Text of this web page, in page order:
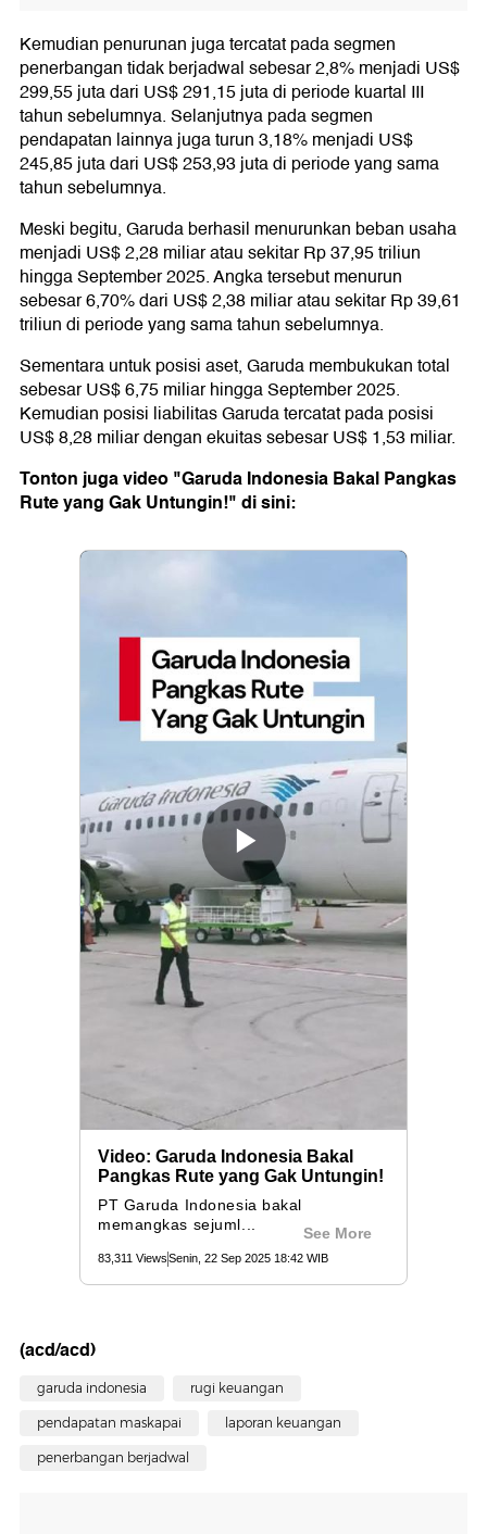
Kemudian penurunan juga tercatat pada segmen
penerbangan tidak berjadwal sebesar 2,8% menjadi US$
299,55 juta dari US$ 291,15 juta di periode kuartal III
tahun sebelumnya. Selanjutnya pada segmen
pendapatan lainnya juga turun 3,18% menjadi US$
245,85 juta dari US$ 253,93 juta di periode yang sama
tahun sebelumnya.
Meski begitu, Garuda berhasil menurunkan beban usaha
menjadi US$ 2,28 miliar atau sekitar Rp 37,95 triliun
hingga September 2025. Angka tersebut menurun
sebesar 6,70% dari US$ 2,38 miliar atau sekitar Rp 39,61
triliun di periode yang sama tahun sebelumnya.
Sementara untuk posisi aset, Garuda membukukan total
sebesar US$ 6,75 miliar hingga September 2025.
Kemudian posisi liabilitas Garuda tercatat pada posisi
US$ 8,28 miliar dengan ekuitas sebesar US$ 1,53 miliar.
Tonton juga video "Garuda Indonesia Bakal Pangkas
Rute yang Gak Untungin!" di sini:
(acd/acd)
garuda indonesia rugi keuangan
pendapatan maskapai laporan keuangan
penerbangan berjadwal